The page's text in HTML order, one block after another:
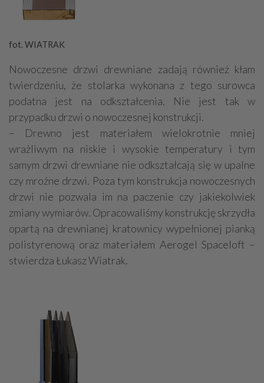
fot. WIATRAK
Nowoczesne drzwi drewniane zadają również kłam
twierdzeniu, że stolarka wykonana z tego surowca
podatna jest na odkształcenia. Nie jest tak w
przypadku drzwi o nowoczesnej konstrukcji.
– Drewno jest materiałem wielokrotnie mniej
wrażliwym na niskie i wysokie temperatury i tym
samym drzwi drewniane nie odkształcają się w upalne
czy mroźne drzwi. Poza tym konstrukcja nowoczesnych
drzwi nie pozwala im na paczenie czy jakiekolwiek
zmiany wymiarów. Opracowaliśmy konstrukcję skrzydła
opartą na drewnianej kratownicy wypełnionej pianką
polistyrenową oraz materiałem Aerogel Spaceloft –
stwierdza Łukasz Wiatrak.